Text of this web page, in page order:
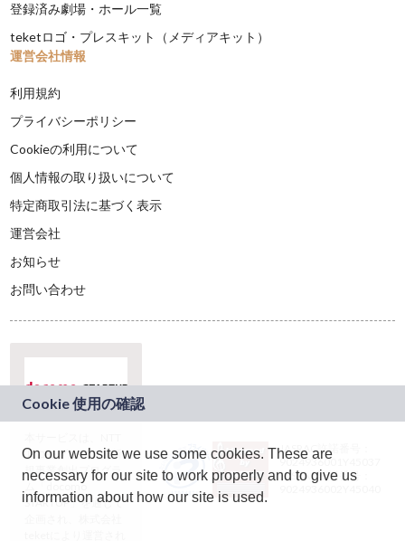
登録済み劇場・ホール一覧
teketロゴ・プレスキット（メディアキット）
運営会社情報
利用規約
プライバシーポリシー
Cookieの利用について
個人情報の取り扱いについて
特定商取引法に基づく表示
運営会社
お知らせ
お問い合わせ
ドコモグループの新
規事業創出プログラ
ム「docomo
STARTUP」を通じて
JASRAC許諾番号：
9024936001Y45037
JASRAC許諾番号：
On our website we use some cookies. These are
necessary for our site to work properly and to give us
information about how our site is used.